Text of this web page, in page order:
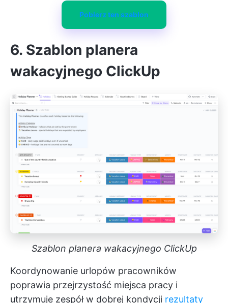
Pobierz ten szablon
6. Szablon planera
wakacyjnego ClickUp
Szablon planera wakacyjnego ClickUp
Koordynowanie urlopów pracowników
poprawia przejrzystość miejsca pracy i
utrzymuje zespół w dobrej kondycji rezultaty